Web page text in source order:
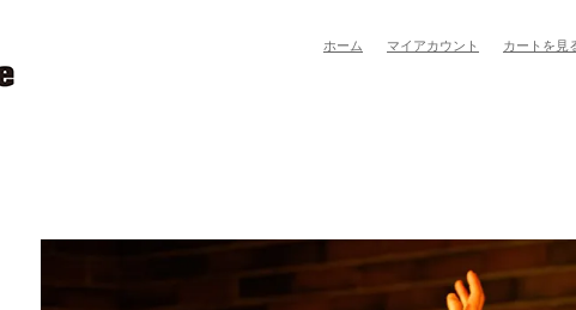
ホーム マイアカウント カートを見